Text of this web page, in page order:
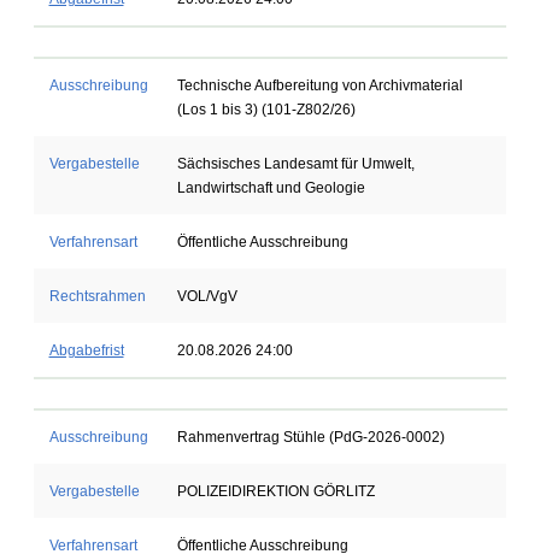
Ausschreibung
Technische Aufbereitung von Archivmaterial
(Los 1 bis 3) (101-Z802/26)
Vergabestelle
Sächsisches Landesamt für Umwelt,
Landwirtschaft und Geologie
Verfahrensart Öffentliche Ausschreibung
Rechtsrahmen VOL/VgV
Abgabefrist 20.08.2026 24:00
Ausschreibung Rahmenvertrag Stühle (PdG-2026-0002)
Vergabestelle POLIZEIDIREKTION GÖRLITZ
Verfahrensart Öffentliche Ausschreibung